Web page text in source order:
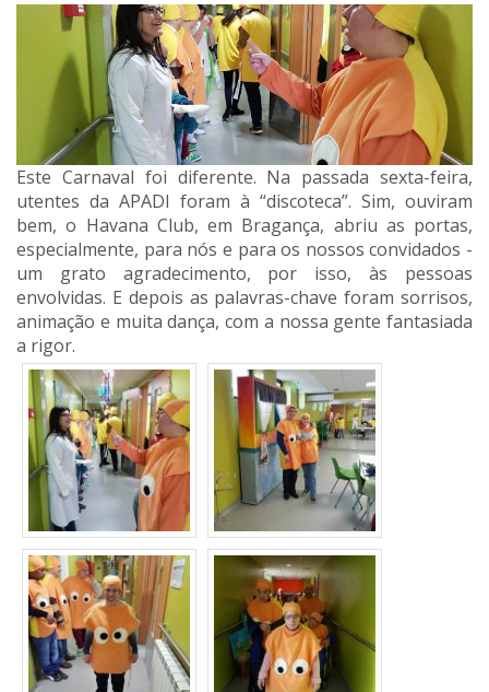
Este Carnaval foi diferente. Na passada sexta-feira,
utentes da APADI foram à “discoteca”. Sim, ouviram
bem, o Havana Club, em Bragança, abriu as portas,
especialmente, para nós e para os nossos convidados -
um grato agradecimento, por isso, às pessoas
envolvidas. E depois as palavras-chave foram sorrisos,
animação e muita dança, com a nossa gente fantasiada
a rigor.